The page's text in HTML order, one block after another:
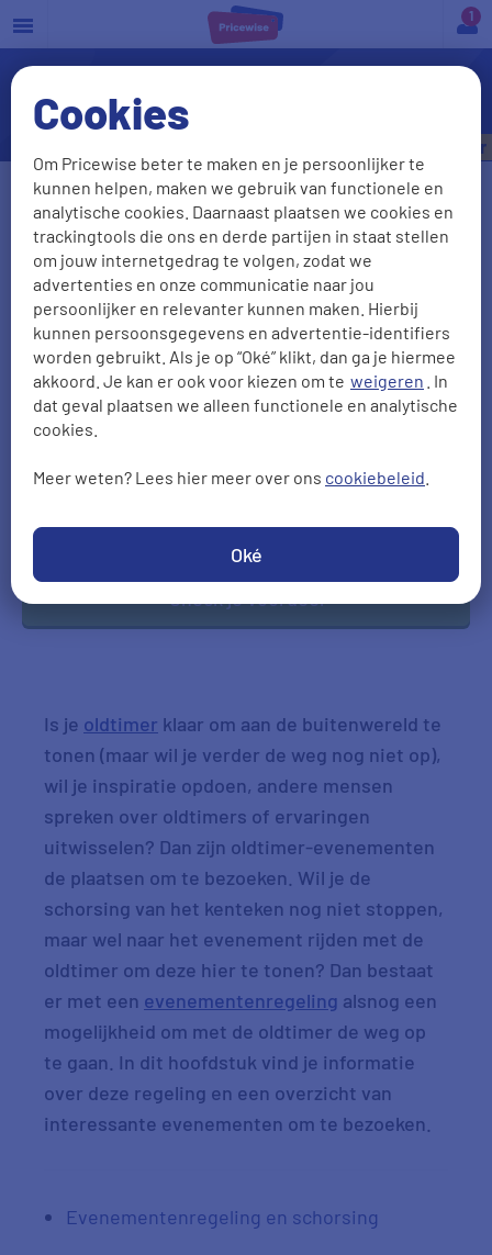
Cookies
Om Pricewise beter te maken en je persoonlijker te
kunnen helpen, maken we gebruik van functionele en
analytische cookies. Daarnaast plaatsen we cookies en
trackingtools die ons en derde partijen in staat stellen
om jouw internetgedrag te volgen, zodat we
advertenties en onze communicatie naar jou
persoonlijker en relevanter kunnen maken. Hierbij
kunnen persoonsgegevens en advertentie-identifiers
worden gebruikt. Als je op “Oké” klikt, dan ga je hiermee
akkoord. Je kan er ook voor kiezen om te weigeren . In
dat geval plaatsen we alleen functionele en analytische
cookies.
Meer weten? Lees hier meer over ons cookiebeleid
Oké
a
Oldtimer-evenementen
Vul je kenteken in
Kenteken onbekend
Postcode Huisnr + Toevoeging
Check je voordeel
€535,- per jaar
Is je oldtimer klaar om aan de buitenwereld te
tonen (maar wil je verder de weg nog niet op),
wil je inspiratie opdoen, andere mensen
spreken over oldtimers of ervaringen
uitwisselen? Dan zijn oldtimer-evenementen
de plaatsen om te bezoeken. Wil je de
schorsing van het kenteken nog niet stoppen,
maar wel naar het evenement rijden met de
oldtimer om deze hier te tonen? Dan bestaat
er met een evenementenregeling alsnog een
mogelijkheid om met de oldtimer de weg op
te gaan. In dit hoofdstuk vind je informatie
over deze regeling en een overzicht van
interessante evenementen om te bezoeken.
Evenementenregeling en schorsing